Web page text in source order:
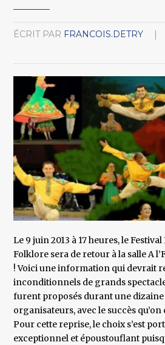
ÉCRIT PAR FRANCOIS.DETRY
Le 9 juin 2013 à 17 heures, le
Folklore sera de retour à la salle A
! Voici une information qui devrait
inconditionnels de grands
furent proposés durant une dizaine
organisateurs, avec le succès
Pour cette reprise, le choix s’est
exceptionnel et époustouflant